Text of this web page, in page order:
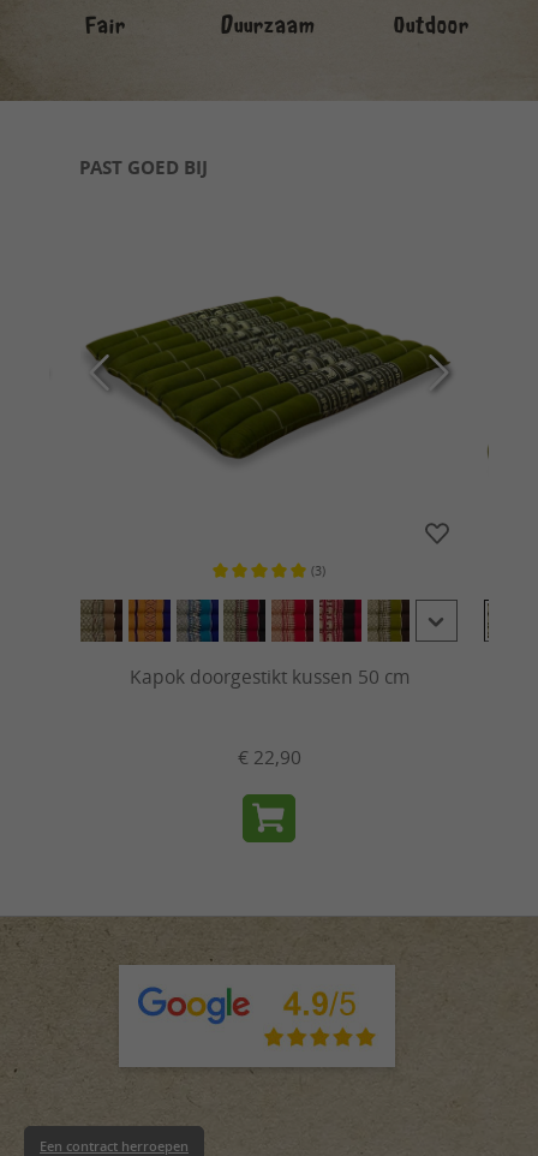
Fair Duurzaam Outdoor
Productgalerij overslaan
PAST GOED BIJ
(3)
Kapok doorgestikt kussen 50 cm
€ 22,90
Een contract herroepen